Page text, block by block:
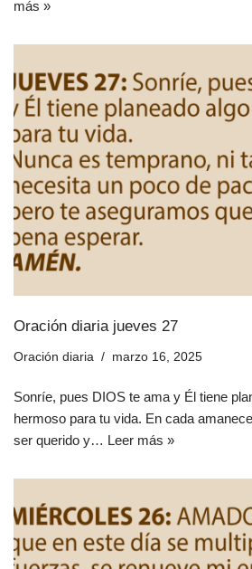
más »
Oración diaria jueves 27
Oración diaria marzo 16, 2025
Sonríe, pues DIOS te ama y Él tiene
hermoso para tu vida. En cada
ser querido y… Leer más »